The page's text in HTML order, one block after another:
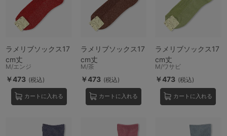
ラメリブソックス17
cm丈
M/エンジ
￥473 (税込)
カートに入れる
ラメリブソックス17
cm丈
M/茶
￥473 (税込)
カートに入れる
ラメリブソックス17
cm丈
M/ワサビ
￥473 (税込)
カートに入れる